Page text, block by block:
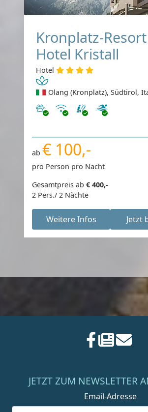
Kronplatz-Resort
Hotel Kristall
Hotel
Olang (Kronplatz), Südtirol,
Haustiere erlaubt
Internet
ab € 100,-
pro Person pro Nacht
Gesamtpreis ab € 400,-
2 Pers./ 2 Nächte
Weitere Infos Jetzt
JETZT ZUM NEWSLETTER
Email-Adresse